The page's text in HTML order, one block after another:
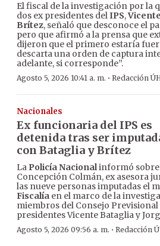
El fiscal de la investigación por la
dos ex presidentes delIPS,
Brítez, señaló que desconoce el
pero que afirmó a la prensa que
dijeron que el primero estaría
descarta una orden de captura
adelante, si corresponde”.
Agosto 5, 2026 10:41 a. m. · Redacción
Nacionales
Ex funcionaria del IPS es
detenida tras ser
con Bataglia y Brítez
La Policía Nacionalinformó sobre
Concepción Colmán, ex asesora
las nueve personas imputadas el
Fiscalía en el marco de la
miembros del Consejo Previsional
presidentes Vicente Bataglia y
Agosto 5, 2026 09:56 a. m. · Redacción